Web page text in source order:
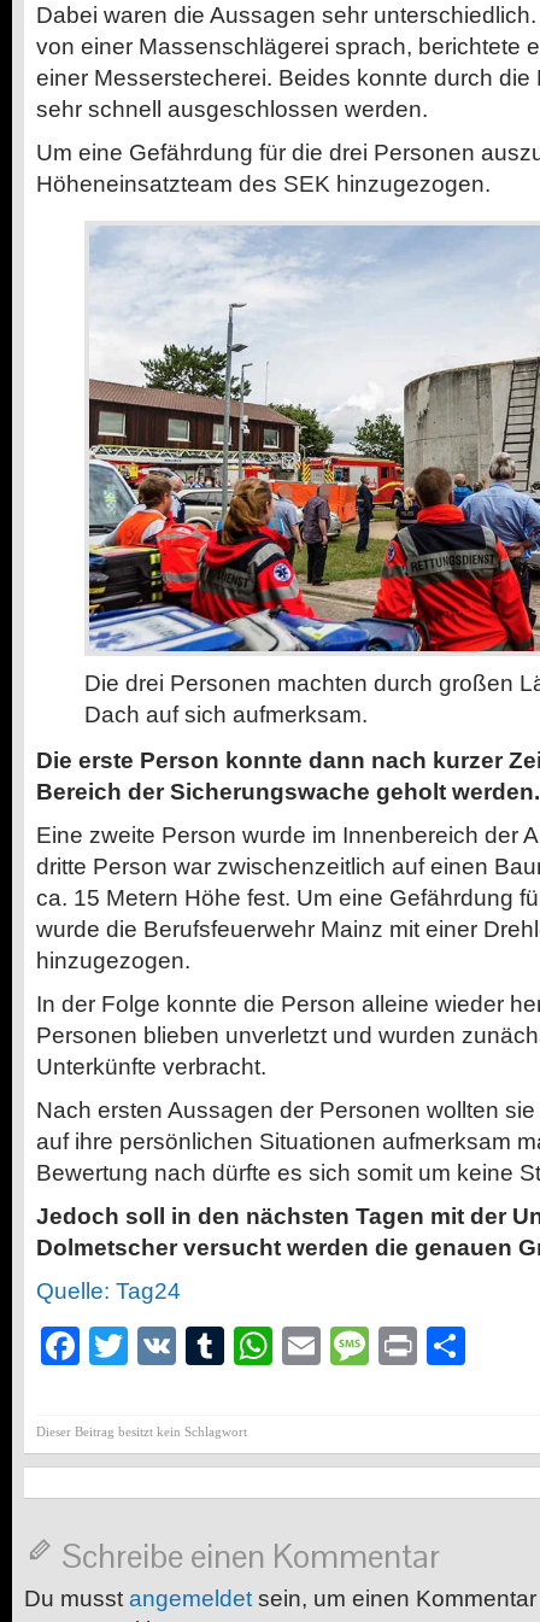
Dabei waren die Aussagen sehr
von einer Massenschlägerei sprach, berichtete
einer Messerstecherei. Beides konnte durch die
sehr schnell ausgeschlossen werden.
Um eine Gefährdung für die drei Personen
Höheneinsatzteam des SEK hinzugezogen.
Die drei Personen machten durch großen
Dach auf sich aufmerksam.
Die erste Person konnte dann nach kurzer
Bereich der Sicherungswache geholt werden.
Eine zweite Person wurde im Innenbereich der
dritte Person war zwischenzeitlich auf einen
ca. 15 Metern Höhe fest. Um eine Gefährdung
wurde die Berufsfeuerwehr Mainz mit einer
hinzugezogen.
In der Folge konnte die Person alleine wieder
Personen blieben unverletzt und wurden
Unterkünfte verbracht.
Nach ersten Aussagen der Personen wollten
auf ihre persönlichen Situationen aufmerksam
Bewertung nach dürfte es sich somit um keine
Jedoch soll in den nächsten Tagen mit der
Dolmetscher versucht werden die genauen
Quelle: Tag24
Facebook
Twitter
VK Tumblr
WhatsApp
EmailMessage
Print
Dieser Beitrag besitzt kein Schlagwort
Schreibe einen Kommentar
Du musst angemeldet sein, um einen